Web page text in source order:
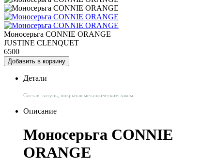
Моносерьга CONNIE ORANGE
JUSTINE CLENQUET
6500
Добавить в корзину
Детали
Состав: латунь, покрытая металлическим лаком.
Описание
Моносерьга CONNIE
ORANGE